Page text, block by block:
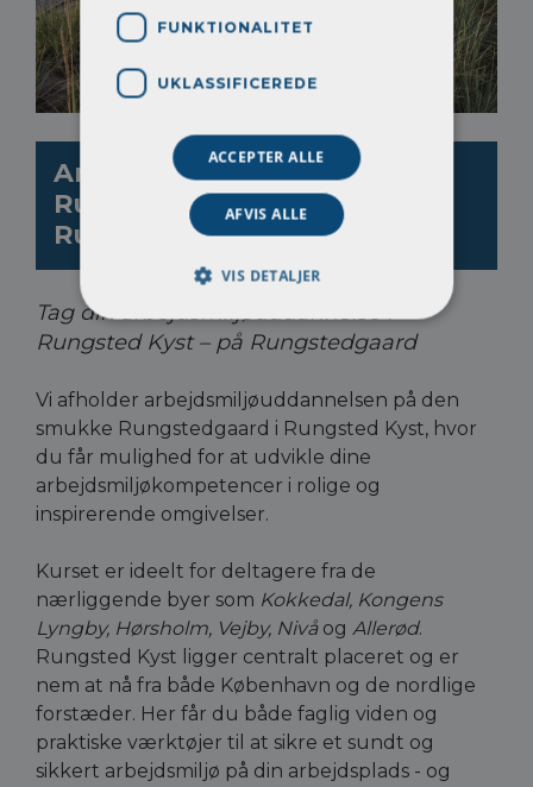
Arbejdsmiljøuddannelsen i
Rungsted Kyst –
Rungstedgaard
Tag din arbejdsmiljøuddannelse i
Rungsted Kyst – på Rungstedgaard
Vi afholder arbejdsmiljøuddannelsen på den
smukke Rungstedgaard i Rungsted Kyst, hvor
du får mulighed for at udvikle dine
arbejdsmiljøkompetencer i rolige og
inspirerende omgivelser.
Kurset er ideelt for deltagere fra de
nærliggende byer som Kokkedal, Kongens
Lyngby, Hørsholm, Vejby, Nivå og Allerød.
Rungsted Kyst ligger centralt placeret og er
nem at nå fra både København og de nordlige
forstæder. Her får du både faglig viden og
praktiske værktøjer til at sikre et sundt og
sikkert arbejdsmiljø på din arbejdsplads - og
FUNKTIONALITET
UKLASSIFICEREDE
ACCEPTER ALLE
AFVIS ALLE
VIS DETALJER